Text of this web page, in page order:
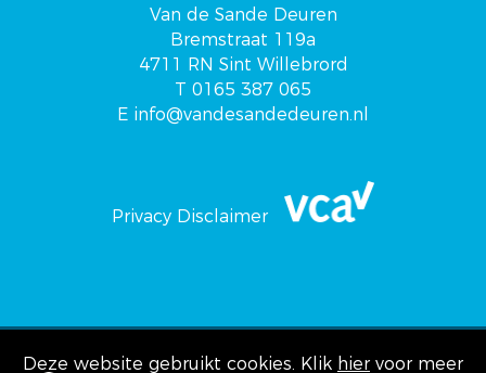
Deze website gebruikt cookies. Klik hier voor meer
Van de Sande Deuren
Bremstraat 119a
4711 RN Sint Willebrord
T 0165 387 065
E info@vandesandedeuren.nl
Privacy Disclaimer
© Copyright 2019 - Van de Sande